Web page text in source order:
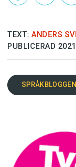
TEXT: ANDERS
PUBLICERAD
SPRÅKBLOGGEN